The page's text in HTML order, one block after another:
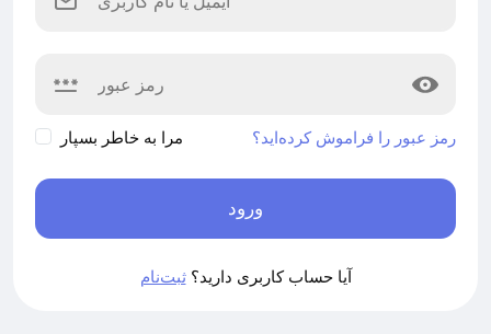
مرا به خاطر بسپار رمز عبور را فراموش کرده‌اید؟
ورود
آیا حساب کاربری دارید؟ثبت‌نام